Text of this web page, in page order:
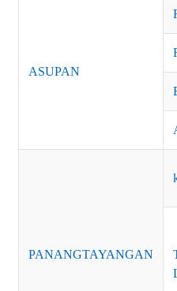
ASUPAN
PANANGTAYANGAN